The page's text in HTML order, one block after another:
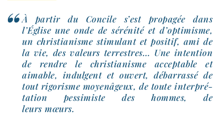
À par­tir du Concile s’est pro­pa­gée dans
l’Église une onde de séré­ni­té et d’optimisme,
un chris­tia­nisme sti­mu­lant et posi­tif, ami de
la vie, des valeurs ter­restres… Une inten­tion
de rendre le chris­tia­nisme accep­table et
aimable, indul­gent et ouvert, débar­ras­sé de
tout rigo­risme moyen­âgeux, de toute inter­pré­
ta­tion pes­si­miste des hommes, de
leurs mœurs.